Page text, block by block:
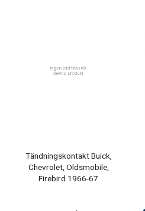
Tändningskontakt Buick,
Chevrolet, Oldsmobile,
Firebird 1966-67